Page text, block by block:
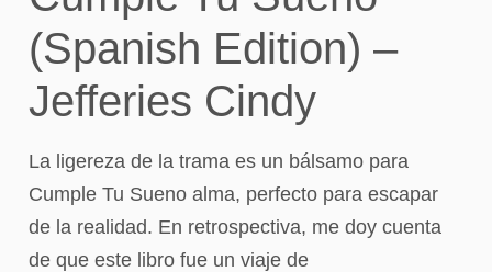
(Spanish Edition) –
Jefferies Cindy
La ligereza de la trama es un bálsamo para
Cumple Tu Sueno alma, perfecto para escapar
de la realidad. En retrospectiva, me doy cuenta
de que este libro fue un viaje de